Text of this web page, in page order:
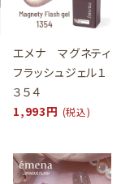
エメナ マグネティ
フラッシュジェル１
３５４
1,993円 (税込)